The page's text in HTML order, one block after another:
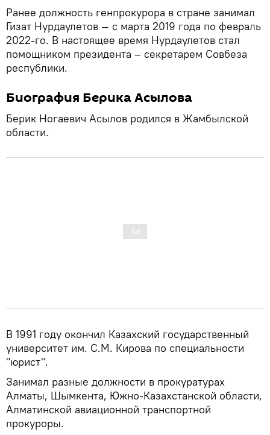
Ранее должность генпрокурора в стране занимал
Гизат Нурдаулетов — с марта 2019 года по февраль
2022-го. В настоящее время Нурдаулетов стал
помощником президента – секретарем Совбеза
республики.
Биография Берика Асылова
Берик Ногаевич Асылов родился в Жамбылской
области.
В 1991 году окончил Казахский государственный
университет им. С.М. Кирова по специальности
"юрист".
Занимал разные должности в прокуратурах
Алматы, Шымкента, Южно-Казахстанской области,
Алматинской авиационной транспортной
прокуроры.